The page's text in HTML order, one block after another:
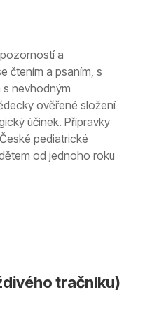
a
čtením a psaním, s
nevhodným
ověřené složení
účinek. Přípravky
pediatrické
od jednoho roku
tračníku)